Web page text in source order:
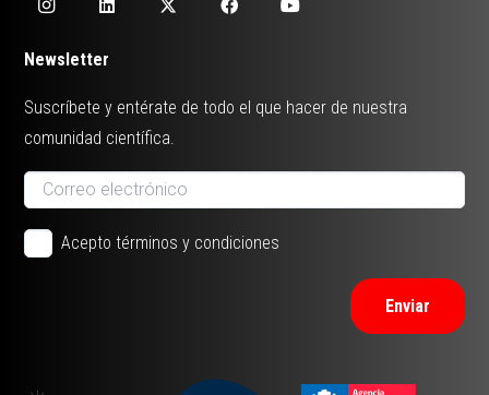
Newsletter
Suscríbete y entérate de todo el que hacer de nuestra
comunidad científica.
Acepto términos y condiciones
Enviar